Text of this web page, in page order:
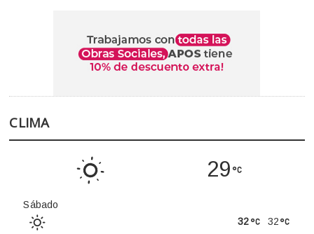
CLIMA
29
Sábado
32
32